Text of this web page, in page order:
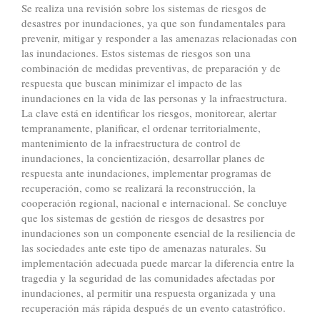
Se realiza una revisión sobre los sistemas de riesgos de
desastres por inundaciones, ya que son fundamentales para
prevenir, mitigar y responder a las amenazas relacionadas con
las inundaciones. Estos sistemas de riesgos son una
combinación de medidas preventivas, de preparación y de
respuesta que buscan minimizar el impacto de las
inundaciones en la vida de las personas y la infraestructura.
La clave está en identificar los riesgos, monitorear, alertar
tempranamente, planificar, el ordenar territorialmente,
mantenimiento de la infraestructura de control de
inundaciones, la concientización, desarrollar planes de
respuesta ante inundaciones, implementar programas de
recuperación, como se realizará la reconstrucción, la
cooperación regional, nacional e internacional. Se concluye
que los sistemas de gestión de riesgos de desastres por
inundaciones son un componente esencial de la resiliencia de
las sociedades ante este tipo de amenazas naturales. Su
implementación adecuada puede marcar la diferencia entre la
tragedia y la seguridad de las comunidades afectadas por
inundaciones, al permitir una respuesta organizada y una
recuperación más rápida después de un evento catastrófico.